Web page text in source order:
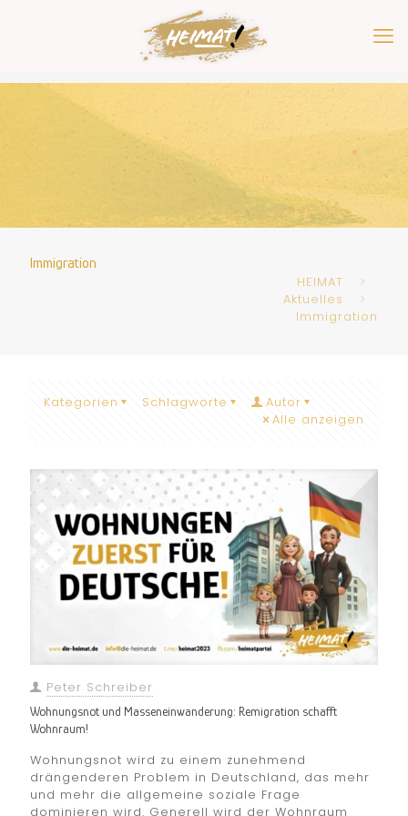
Immigration
HEIMAT
Aktuelles
Immigration
Kategorien Schlagworte
Autor
Alle anzeigen
Peter Schreiber
Wohnungsnot und Masseneinwanderung: Remigration schafft
Wohnraum!
Wohnungsnot wird zu einem zunehmend
drängenderen Problem in Deutschland, das mehr
und mehr die allgemeine soziale Frage
dominieren wird. Generell wird der Wohnraum